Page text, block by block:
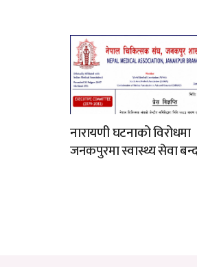
नारायणी घटनाको विरोधमा
जनकपुरमा स्वास्थ्य सेवा